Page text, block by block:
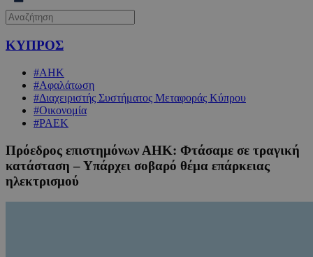
ΚΥΠΡΟΣ
#ΑΗΚ
#Αφαλάτωση
#Διαχειριστής Συστήματος Μεταφοράς Κύπρου
#Οικονομία
#ΡΑΕΚ
Πρόεδρος επιστημόνων ΑΗΚ: Φτάσαμε σε τραγική
κατάσταση – Υπάρχει σοβαρό θέμα επάρκειας
ηλεκτρισμού